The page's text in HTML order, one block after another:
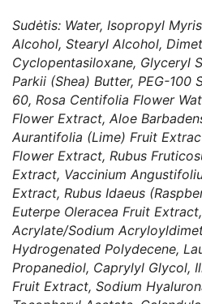
Sudėtis: Water, Isopropyl
Alcohol, Stearyl Alcohol,
Cyclopentasiloxane, Glyceryl
Parkii (Shea) Butter, PEG-100
60, Rosa Centifolia Flower
Flower Extract, Aloe
Aurantifolia (Lime) Fruit
Flower Extract, Rubus
Extract, Vaccinium
Extract, Rubus Idaeus
Euterpe Oleracea Fruit
Acrylate/Sodium
Hydrogenated Polydecene,
Propanediol, Caprylyl Glycol,
Fruit Extract, Sodium